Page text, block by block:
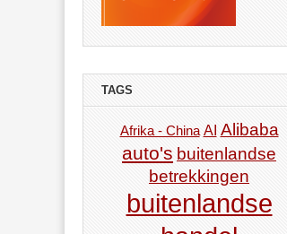
TAGS
Afrika - China AI Alibaba
auto's buitenlandse
betrekkingen
buitenlandse